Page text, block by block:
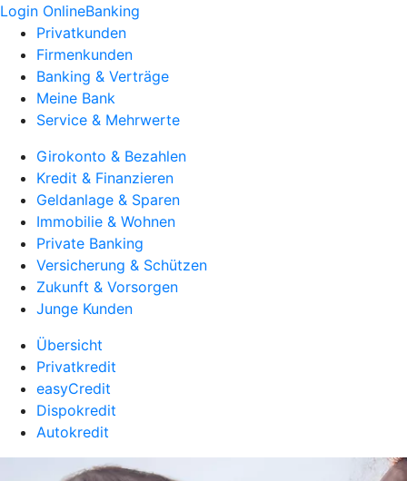
Login OnlineBanking
Privatkunden
Firmenkunden
Banking & Verträge
Meine Bank
Service & Mehrwerte
Girokonto & Bezahlen
Kredit & Finanzieren
Geldanlage & Sparen
Immobilie & Wohnen
Private Banking
Versicherung & Schützen
Zukunft & Vorsorgen
Junge Kunden
Übersicht
Privatkredit
easyCredit
Dispokredit
Autokredit